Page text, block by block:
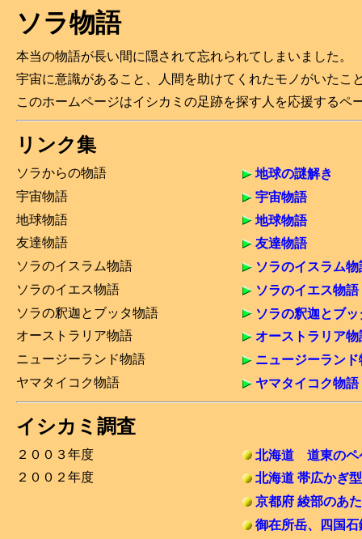
ソラ物語
本当の物語が長い間に隠されて忘れられてしまいました。
宇宙に意識があること、人間を助けてくれたモノがいたこ
このホームページはイシカミの足跡を探す人を応援するペ
リンク集
ソラからの物語
地球の謎解き
宇宙物語
宇宙物語
地球物語
地球物語
友達物語
友達物語
ソラのイスラム物語
ソラのイスラム物
ソラのイエス物語
ソラのイエス物語
ソラの釈迦とブッタ物語
ソラの釈迦とブ
オーストラリア物語
オーストラリア物
ニュージーランド物語
ニュージーランド
ヤマタイコク物語
ヤマタイコク物
イシカミ調査
２００３年度
北海道 道東のペ
２００２年度
北海道 帯広かぎ
京都府 綾部のあ
御在所岳、四国石